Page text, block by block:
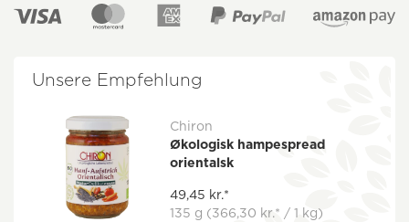
Unsere Empfehlung
Chiron
Økologisk hampespread
orientalsk
49,45 kr.*
135 g (366,30 kr.* / 1 kg)